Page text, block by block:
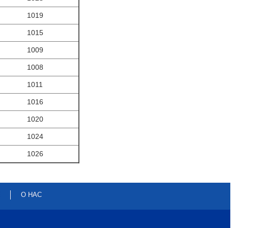
1019
1015
1009
1008
1011
1016
1020
1024
1026
О НАС